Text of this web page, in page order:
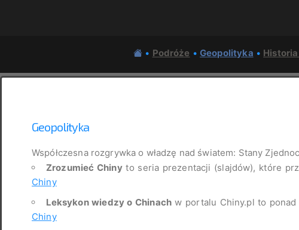
• Podróże •Geopolityka •
Geopolityka
Współczesna rozgrywka o władzę nad światem: Stany
Zrozumieć Chinyto seria prezentacji (slajdów), które
Chiny
Leksykon wiedzy o Chinach w portalu Chiny.pl to
Chiny